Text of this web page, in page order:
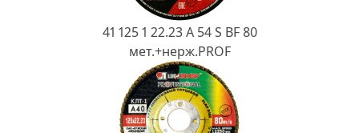
41 125 1 22.23 A 54 S BF 80
мет.+нерж.PROF